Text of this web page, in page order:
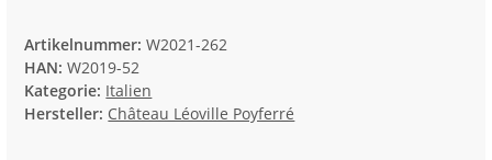
Artikelnummer:W2021-262
HAN: W2019-52
Kategorie: Italien
Hersteller: Château Léoville Poyferré